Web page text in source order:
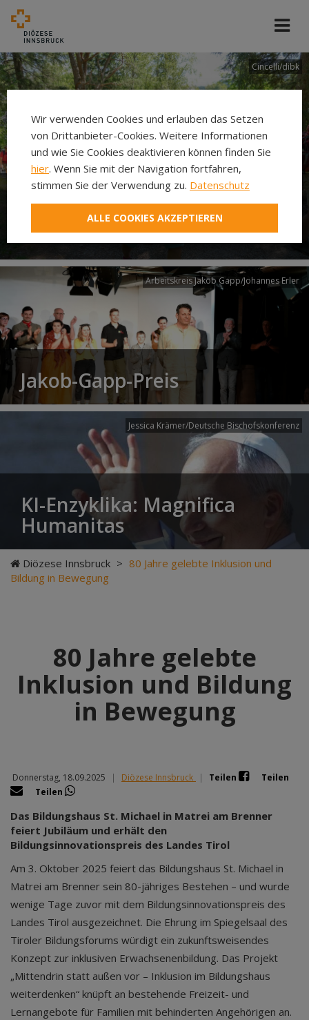
Cincelli/dibk
Neuer Pilgerweg Via
Laudato si’
Arbeitskreis Jakob Gapp/Johannes Erler
Jakob-Gapp-Preis
Jessica Krämer/Deutsche Bischofskonferenz
KI-Enzyklika: Magnifica
Humanitas
Diözese Innsbruck > 80 Jahre gelebte Inklusion und
Bildung in Bewegung
80 Jahre gelebte
Inklusion und Bildung
in Bewegung
Donnerstag, 18.09.2025 | Diözese Innsbruck | Teilen
Teilen
Teilen
Das Bildungshaus St. Michael in Matrei am Brenner
feiert Jubiläum und erhält den
Bildungsinnovationspreis des Landes Tirol
Am 3. Oktober 2025 feiert das Bildungshaus St. Michael in
Matrei am Brenner sein 80-jähriges Bestehen – und wurde
wenige Tage zuvor mit dem Bildungsinnovationspreis des
Landes Tirol ausgezeichnet. Die Ehrung im Spiegelsaal des
Tiroler Bildungsforums würdigt ein zukunftsweisendes
Konzept zur inklusiven Erwachsenenbildung. Das Projekt
„Mittendrin statt außen vor – Inklusion im Bildungshaus
weiterdenken“ knüpft an bestehende Freizeit- und
Lernangebote für Familien mit behinderten Angehörigen an.
Wir verwenden Cookies und erlauben das Setzen
von Drittanbieter-Cookies. Weitere Informationen
und wie Sie Cookies deaktivieren können finden Sie
hier. Wenn Sie mit der Navigation fortfahren,
stimmen Sie der Verwendung zu. Datenschutz
ALLE COOKIES AKZEPTIEREN